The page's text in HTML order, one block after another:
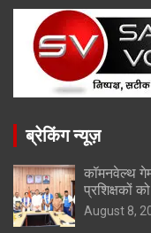
ब्रेकिंग न्यूज़
कॉमनवेल्थ
प्रशिक्षकों
August 8,